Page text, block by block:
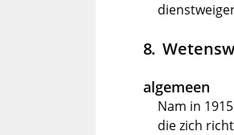
algemeen
Nam in
die zich